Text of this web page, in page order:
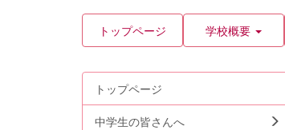
トップページ 学校概要
トップページ
中学生の皆さんへ